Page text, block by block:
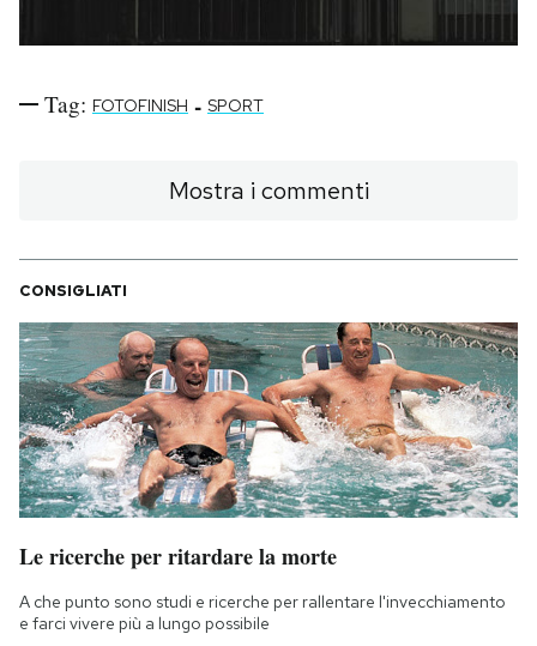
Tag: FOTOFINISH - SPORT
Mostra i commenti
CONSIGLIATI
Le ricerche per ritardare la morte
A che punto sono studi e ricerche per rallentare l'invecchiamento
e farci vivere più a lungo possibile